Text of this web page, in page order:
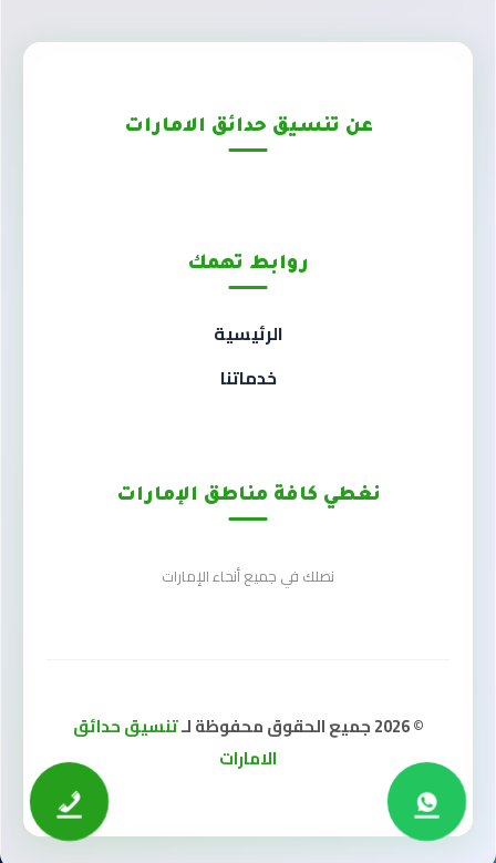
عن تنسيق حدائق الامارات
روابط تهمك
الرئيسية
خدماتنا
نغطي كافة مناطق الإمارات
نصلك في جميع أنحاء الإمارات
© 2026 جميع الحقوق محفوظة لـ
تنسيق حدائق
الامارات